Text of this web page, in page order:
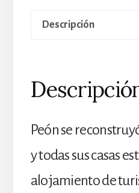
Descripción
Peón se
y todas sus casas
alojamiento de